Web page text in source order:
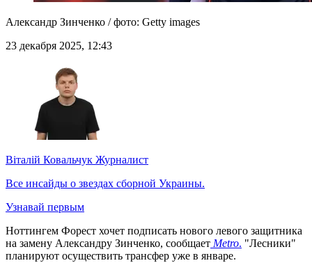
Александр Зинченко / фото: Getty images
23 декабря 2025, 12:43
Віталій Ковальчук Журналист
Все инсайды о звездах сборной Украины.
Узнавай первым
Ноттингем Форест хочет подписать нового левого защитника
на замену Александру Зинченко, сообщает Metro. "Лесники"
планируют осуществить трансфер уже в январе.